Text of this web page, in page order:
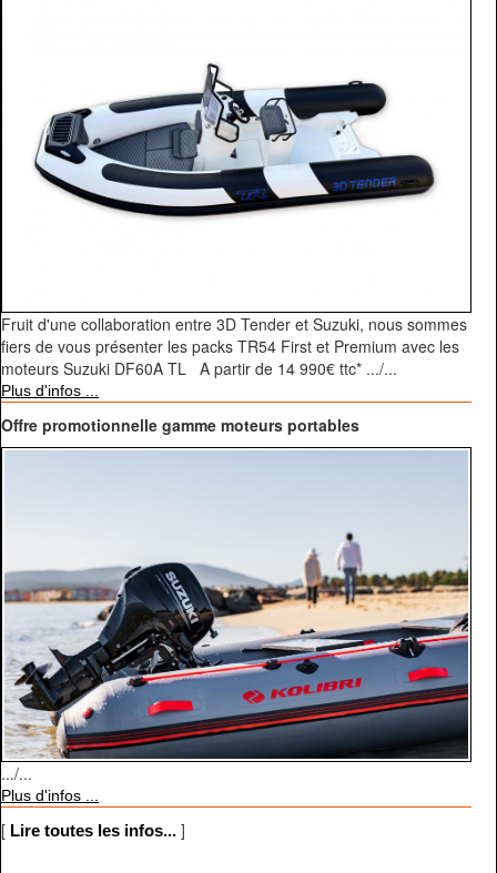
Fruit d'une collaboration entre 3D Tender et Suzuki, nous sommes
fiers de vous présenter les packs TR54 First et Premium avec les
moteurs Suzuki DF60A TL A partir de 14 990€ ttc* .../...
Plus d'infos ...
Offre promotionnelle gamme moteurs portables
.../...
Plus d'infos ...
[ Lire toutes les infos... ]